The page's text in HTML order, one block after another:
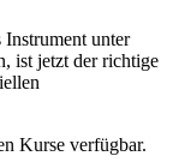
Instrument unter
ist jetzt der richtige
Kurse verfügbar.